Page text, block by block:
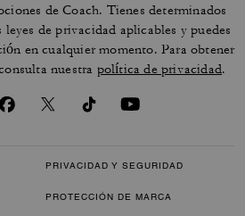
de Coach. Tienes determinados
leyes de privacidad aplicables y puedes
en cualquier momento. Para obtener
nuestra política de privacidad.
PRIVACIDAD Y SEGURIDAD
PROTECCIÓN DE MARCA